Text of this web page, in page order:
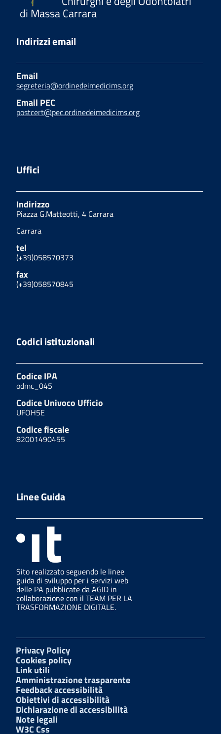
di Massa Carrara
Indirizzi email
Email
segreteria@ordinedeimedicims.org
Email PEC
postcert@pec.ordinedeimedicims.org
Uffici
Indirizzo
Piazza G.Matteotti, 4 Carrara
Carrara
tel
(+39)058570373
fax
(+39)058570845
Codici istituzionali
Codice IPA
odmc_045
Codice Univoco Ufficio
UFOH5E
Codice fiscale
82001490455
Linee Guida
Sito realizzato seguendo le linee
guida di sviluppo per i servizi web
delle PA pubblicate da AGID in
collaborazione con il TEAM PER LA
TRASFORMAZIONE DIGITALE.
Privacy Policy
Cookies policy
Link utili
Amministrazione trasparente
Feedback accessibilità
Obiettivi di accessibilità
Dichiarazione di accessibilità
Note legali
W3C Css